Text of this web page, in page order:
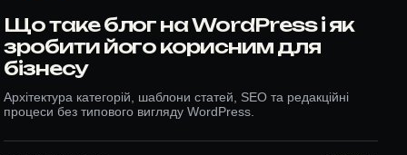
Що таке блог на WordPress і як
зробити його корисним для
бізнесу
Архітектура категорій, шаблони статей, SEO та редакційні
процеси без типового вигляду WordPress.